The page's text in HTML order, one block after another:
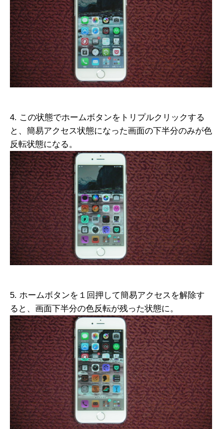
4. この状態でホームボタンをトリプルクリックする
と、簡易アクセス状態になった画面の下半分のみが色
反転状態になる。
5. ホームボタンを１回押して簡易アクセスを解除す
ると、画面下半分の色反転が残った状態に。